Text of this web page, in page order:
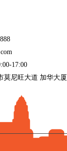
17:00
莫尼旺大道 加华大